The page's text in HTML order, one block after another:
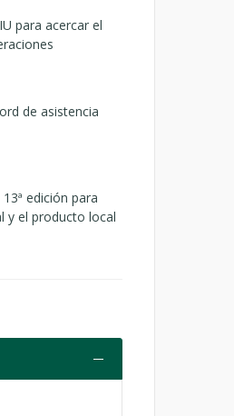
para acercar el
de asistencia
edición para
y el producto local